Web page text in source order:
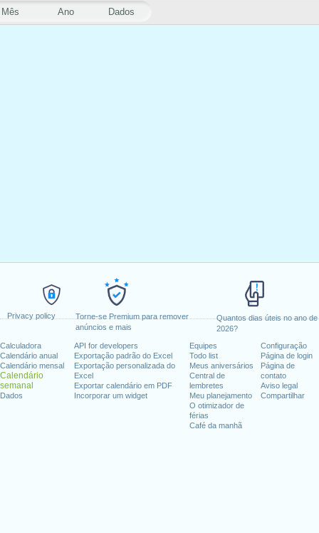
Privacy policy
Torne-se Premium para remover
anúncios e mais
Quantos dias úteis no ano de
2026?
Calculadora
Calendário anual
Calendário mensal
Calendário
semanal
Dados
API for developers
Exportação padrão do Excel
Exportação personalizada do
Excel
Exportar calendário em PDF
Incorporar um widget
Equipes
Todo list
Meus aniversários
Central de
lembretes
Meu planejamento
O otimizador de
férias
Café da manhã
Configuração
Página de login
Página de
contato
Aviso legal
Compartilhar
Mês Ano Dados